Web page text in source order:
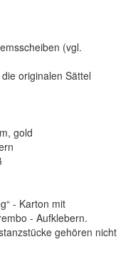
(vgl.
originalen Sättel
gold
- Karton mit
- Aufklebern.
gehören nicht